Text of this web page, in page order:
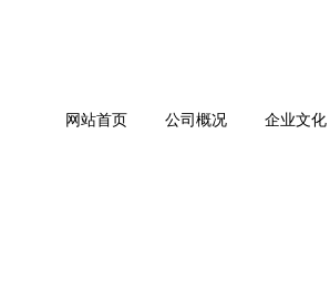
网站首页 公司概况 企业文化